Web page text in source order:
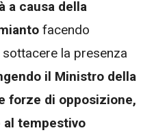
a causa della
facendo
la presenza
il Ministro della
forze di opposizione,
al tempestivo